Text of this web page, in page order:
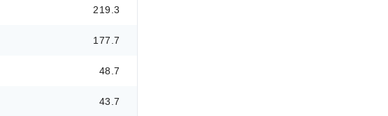
219.3
177.7
48.7
43.7